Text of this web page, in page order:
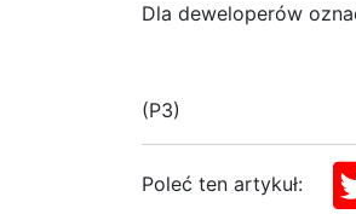
Dla deweloperów
(P3)
Poleć ten artykuł: